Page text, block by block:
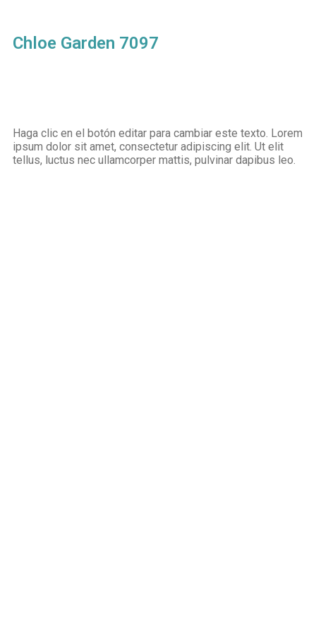
Chloe Garden 7097
Haga clic en el botón editar para cambiar este texto. Lorem
ipsum dolor sit amet, consectetur adipiscing elit. Ut elit
tellus, luctus nec ullamcorper mattis, pulvinar dapibus leo.